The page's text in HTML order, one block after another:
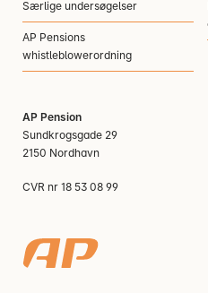
Særlige undersøgelser
AP Pensions
whistleblowerordning
AP Pension
Sundkrogsgade 29
2150 Nordhavn
CVR nr 18 53 08 99